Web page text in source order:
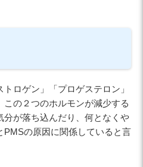
ロゲン」「プロゲステロン」
の２つのホルモンが減少する
分が落ち込んだり、何となくや
PMSの原因に関係していると言